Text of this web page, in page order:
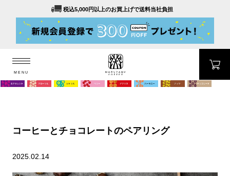
税込5,000円以上のお買上げで送料当社負担
MENU
MENU
コーヒーとチョコレートのペアリング
2025.02.14